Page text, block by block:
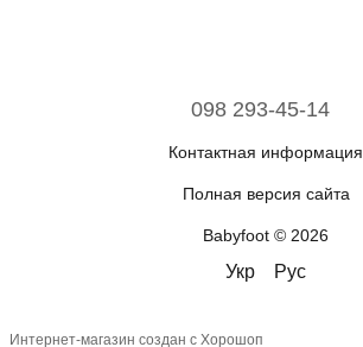
098 293-45-14
Контактная информация
Полная версия сайта
Babyfoot © 2026
Укр Рус
Интернет-магазин создан с Хорошоп